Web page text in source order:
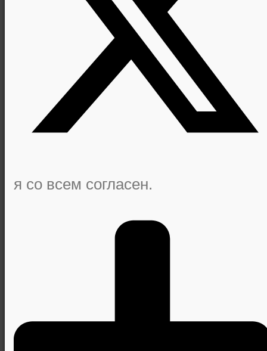
я со всем согласен.